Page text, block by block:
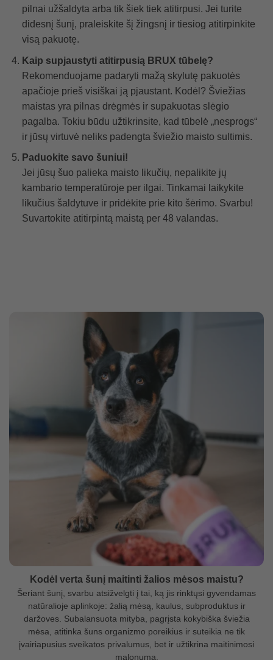
pilnai užšaldyta arba tik šiek tiek atitirpusi. Jei turite
didesnį šunį, praleiskite šį žingsnį ir tiesiog atitirpinkite
visą pakuotę.
Kaip supjaustyti atitirpusią BRUX tūbelę?
Rekomenduojame padaryti mažą skylutę pakuotės
apačioje prieš visiškai ją pjaustant. Kodėl? Šviežias
maistas yra pilnas drėgmės ir supakuotas slėgio
pagalba. Tokiu būdu užtikrinsite, kad tūbelė „nesprogs“
ir jūsų virtuvė neliks padengta šviežio maisto sultimis.
Paduokite savo šuniui!
Jei jūsų šuo palieka maisto likučių, nepalikite jų
kambario temperatūroje per ilgai. Tinkamai laikykite
likučius šaldytuve ir pridėkite prie kito šėrimo. Svarbu!
Suvartokite atitirpintą maistą per 48 valandas.
Kodėl verta šunį maitinti žalios mėsos maistu?
Šeriant šunį, svarbu atsižvelgti į tai, ką jis rinktųsi gyvendamas
natūralioje aplinkoje: žalią mėsą, kaulus, subproduktus ir
daržoves. Subalansuota mityba, pagrįsta kokybiška šviežia
mėsa, atitinka šuns organizmo poreikius ir suteikia ne tik
įvairiapusius sveikatos privalumus, bet ir užtikrina maitinimosi
malonumą.